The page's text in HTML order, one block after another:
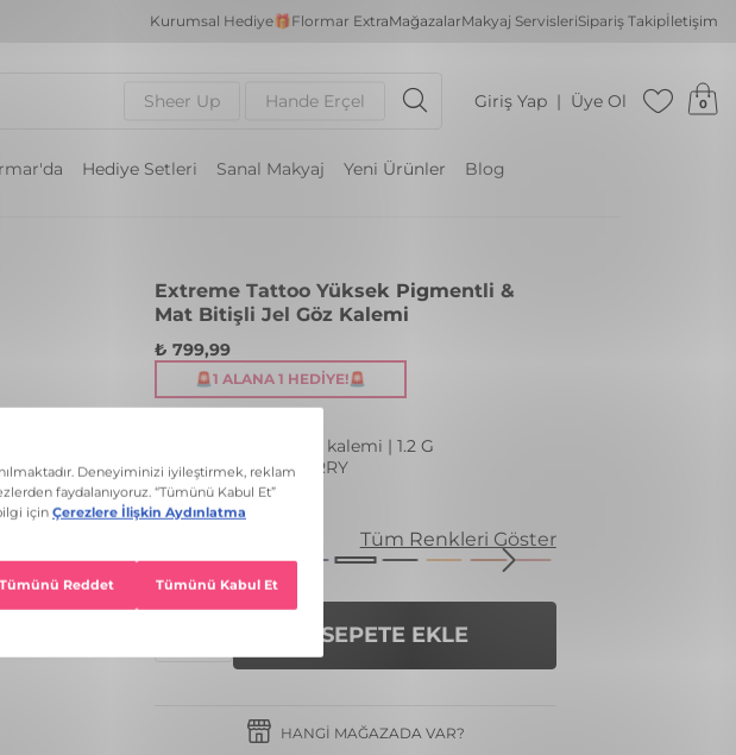
Kurumsal Hediye🎁Flormar ExtraMağazalarMakyaj ServisleriSipariş Takipİletişim
Sheer Up Hande Erçel Giriş Yap Üye Ol 0
Hediye Setleri Sanal Makyaj Yeni Ürünler Blog
Extreme Tattoo Yüksek Pigmentli &
Mat Bitişli Jel Göz Kalemi
Jel dokulu kalıcı göz kalemi | 1.2 G
Renk: 005 VERY BERRY
₺ 799,99
🚨1 ALANA 1 HEDIYE!🚨
Tüm Renkleri Göster
SEPETE EKLE
HANGI MAĞAZADA VAR?